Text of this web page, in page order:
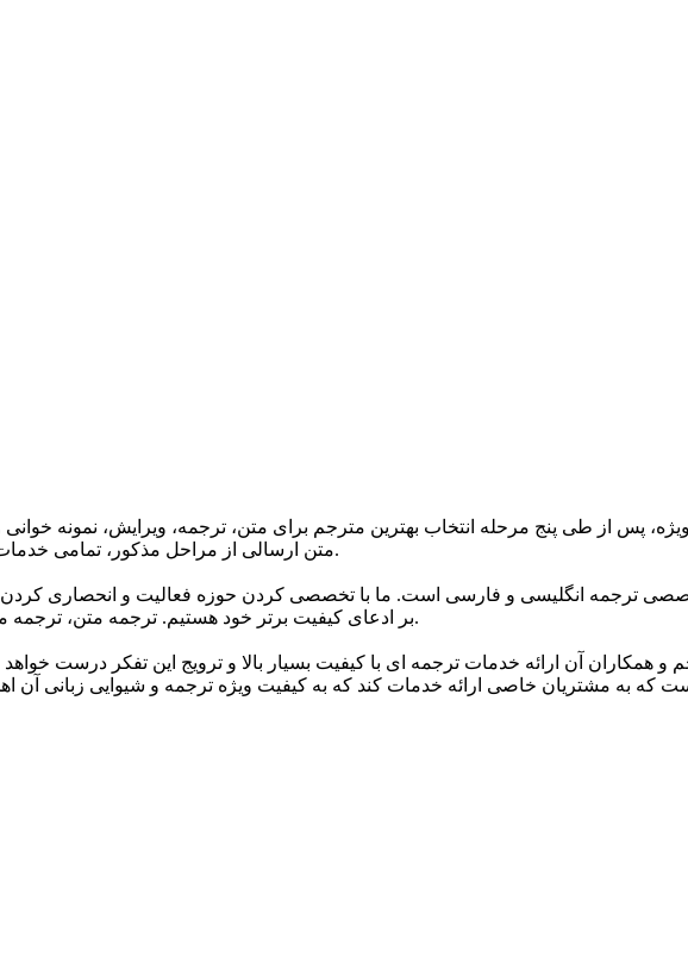
پس از طی پنج مرحله انتخاب بهترین مترجم برای متن، ترجمه، ویرایش، نمونه
متن ارسالی از مراحل مذکور، تمامی خدمات ترجمه گروه تا 24 ساعت پس از اتمام ترجمه دارای گارانتی می باشند.
تخصصی ترجمه انگلیسی و فارسی است. ما با تخصصی کردن حوزه فعالیت و انحصاری
بر ادعای کیفیت برتر خود هستیم. ترجمه متن، ترجمه متن انگلیسی به فارسی و انواع متون مختلف اصلی ترین خدمات ماست.
و همکاران آن ارائه خدمات ترجمه ای با کیفیت بسیار بالا و ترویج این تفکر درست